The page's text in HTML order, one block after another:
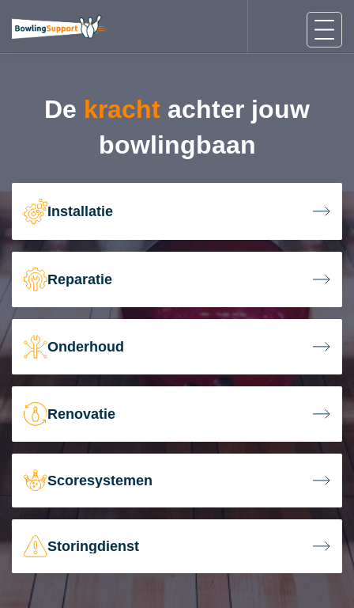
De kracht achter jouw
bowlingbaan
Installatie
Reparatie
Onderhoud
Renovatie
Scoresystemen
Storingdienst